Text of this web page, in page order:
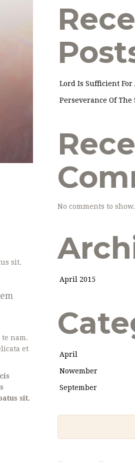
sit.
nam.
et
sit.
Lord Is Sufficient For
Perseverance Of The
No comments to show.
April 2015
April
Nowember
September